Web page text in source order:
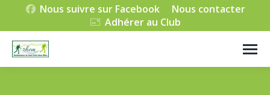
Nous suivre sur Facebook
Nous contacter
Adhérer au Club